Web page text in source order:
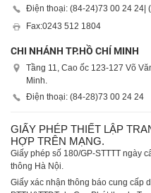
Điện thoại: (84-24)73 00 24 24
Fax:0243 512 1804
CHI NHÁNH TP.HỒ CHÍ MINH
Tầng 11, Cao ốc 123-127 Võ
Minh.
Điện thoại: (84-28)73 00 24 24
GIẤY PHÉP THIẾT LẬP
HỢP TRÊN MẠNG.
Giấy phép số 180/GP-STTTT ngày
thông Hà Nội.
Giấy xác nhận thông báo cung cấp